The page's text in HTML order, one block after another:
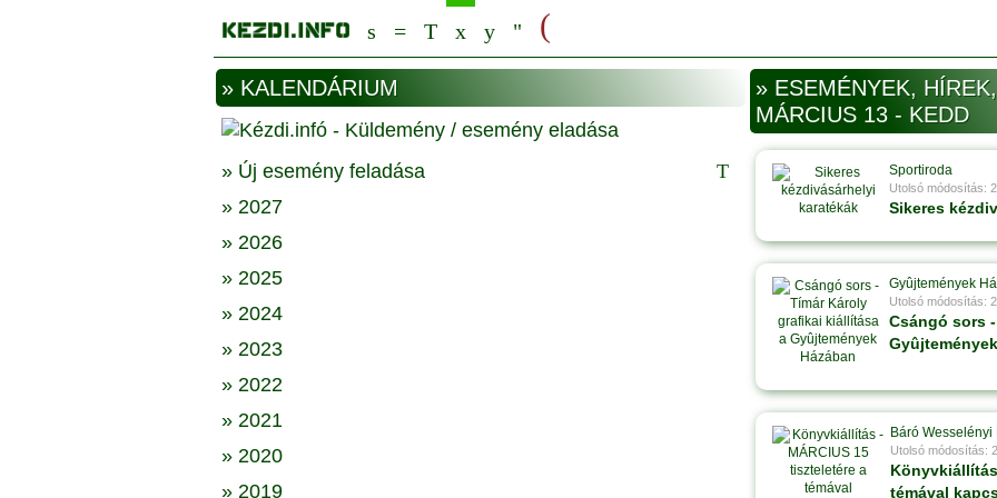
» KALENDÁRIUM
» Új esemény feladása
» 2027
» 2026
» 2025
» 2024
» 2023
» 2022
» 2021
» 2020
» 2019
» ESEMÉNYEK,
MÁRCIUS 13 - KEDD
Sportiroda
Utolsó módosítás:
Sikeres
Gyûjtemények
Utolsó módosítás:
Csángó sors
Báró
Utolsó módosítás:
témával